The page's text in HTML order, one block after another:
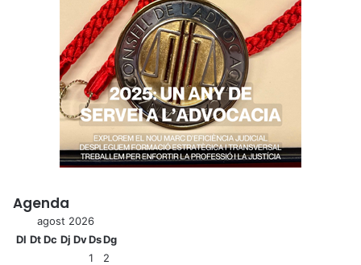
Agenda
agost 2026
Dl DtDc Dj DvDsDg
1
2